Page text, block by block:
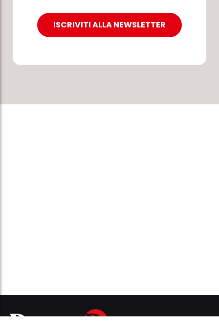
ISCRIVITI ALLA NEWSLETTER